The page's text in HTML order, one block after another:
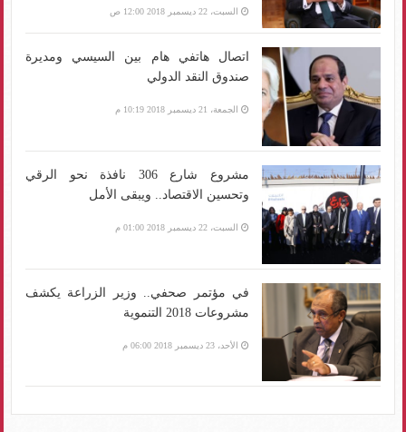
السبت، 22 ديسمبر 2018 12:00 ص
اتصال هاتفي هام بين السيسي ومديرة
صندوق النقد الدولي
الجمعة، 21 ديسمبر 2018 10:19 م
مشروع شارع 306 نافذة نحو الرقي
وتحسين الاقتصاد.. ويبقى الأمل
السبت، 22 ديسمبر 2018 01:00 م
في مؤتمر صحفي.. وزير الزراعة يكشف
مشروعات 2018 التنموية
الأحد، 23 ديسمبر 2018 06:00 م